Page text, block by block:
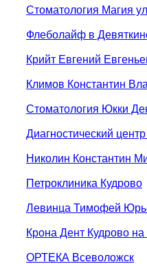
Стоматология Магия
Флеболайф в
Крийт Евгений
Климов Константин
Стоматология Юкки
Диагностический
Николин Константин
Петроклиника Кудрово
Левинца Тимофей
Крона Дент Кудрово
ОРТЕКА Всеволожск